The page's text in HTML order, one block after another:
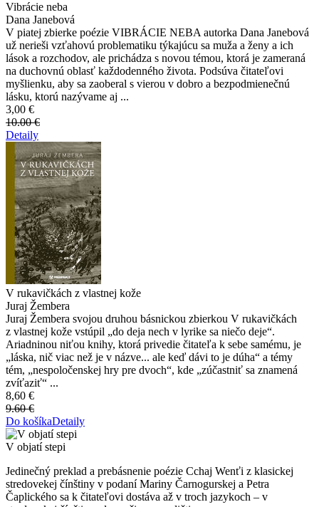
Vibrácie neba
Dana Janebová
V piatej zbierke poézie VIBRÁCIE NEBA autorka Dana Janebová
už nerieši vzťahovú problematiku týkajúcu sa muža a ženy a ich
lások a rozchodov, ale prichádza s novou témou, ktorá je zameraná
na duchovnú oblasť každodenného života. Podsúva čitateľovi
myšlienku, aby sa zaoberal s vierou v dobro a bezpodmienečnú
lásku, ktorú nazývame aj ...
3,00 €
10.00 €
Detaily
V rukavičkách z vlastnej kože
Juraj Žembera
Juraj Žembera svojou druhou básnickou zbierkou V rukavičkách
z vlastnej kože vstúpil „do deja nech v lyrike sa niečo deje“.
Ariadninou niťou knihy, ktorá privedie čitateľa k sebe samému, je
„láska, nič viac než je v názve... ale keď dávi to je dúha“ a témy
tém, „nespoločenskej hry pre dvoch“, kde „zúčastniť sa znamená
zvíťaziť“ ...
8,60 €
9.60 €
Do košíkaDetaily
V objatí stepi
Jedinečný preklad a prebásnenie poézie Cchaj Wenťi z klasickej
stredovekej čínštiny v podaní Mariny Čarnogurskej a Petra
Čaplického sa k čitateľovi dostáva až v troch jazykoch – v